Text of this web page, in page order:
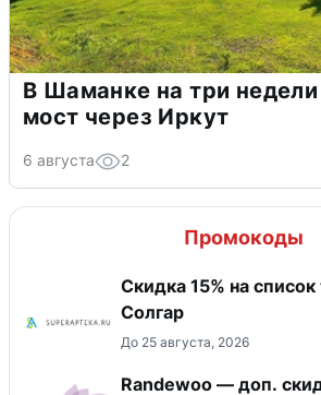
В Шаманке на три
мост через Иркут
6 августа 2
Промокоды
Скидка 15% на
Солгар
До 25 августа, 2026
Randewoo — доп.